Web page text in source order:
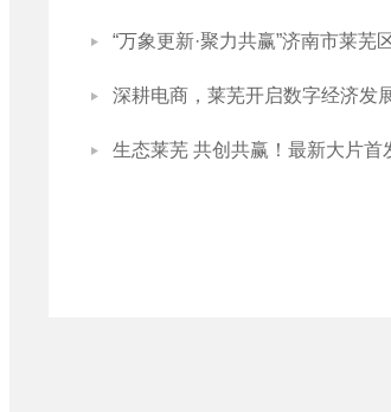
“万象更新·聚力共赢”济南市莱
深耕电商，莱芜开启数字经济发
生态莱芜 共创共赢！最新大片首